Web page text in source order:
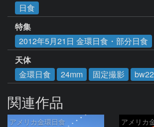
日食
特集
2012年5月21日 金環日食・部分日食
天体
金環日食
24mm 固定撮影 bw22
関連作品
アメリカ金環日食